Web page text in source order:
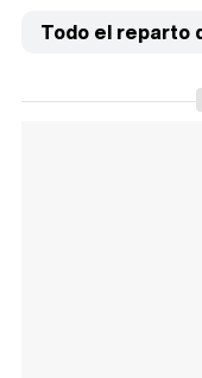
Todo el reparto